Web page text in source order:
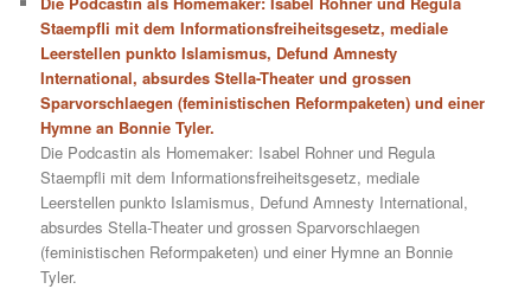
Staempfli mit dem Informationsfreiheitsgesetz, mediale
Leerstellen punkto Islamismus, Defund Amnesty
International, absurdes Stella-Theater und grossen
Sparvorschlaegen (feministischen Reformpaketen) und einer
Hymne an Bonnie Tyler.
Die Podcastin als Homemaker: Isabel Rohner und Regula
Staempfli mit dem Informationsfreiheitsgesetz, mediale
Leerstellen punkto Islamismus, Defund Amnesty International,
absurdes Stella-Theater und grossen Sparvorschlaegen
(feministischen Reformpaketen) und einer Hymne an Bonnie
Tyler.